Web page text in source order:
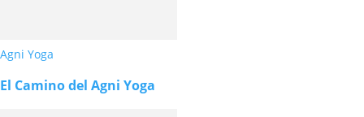
Agni Yoga
El Camino del Agni Yoga